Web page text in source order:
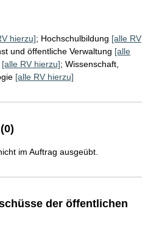
hierzu]; Hochschulbildung [alle RV
und öffentliche Verwaltung [alle
[alle RV hierzu]; Wissenschaft,
[alle RV hierzu]
im Auftrag ausgeübt.
der öffentlichen